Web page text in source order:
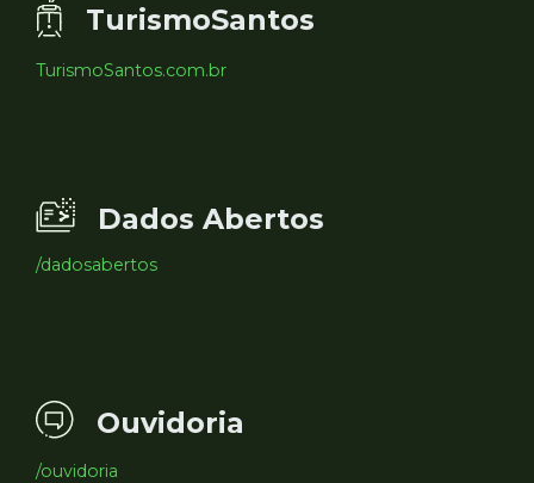
TurismoSantos
TurismoSantos.com.br
Dados Abertos
/dadosabertos
Ouvidoria
/ouvidoria